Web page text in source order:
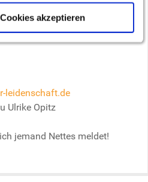
akzeptieren
kostenfreies Wlan und
leidenschaft.de
Ulrike Opitz
jemand Nettes meldet!